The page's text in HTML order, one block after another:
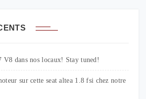
V8 dans nos locaux! Stay tuned!
sur cette seat altea 1.8 fsi chez notre